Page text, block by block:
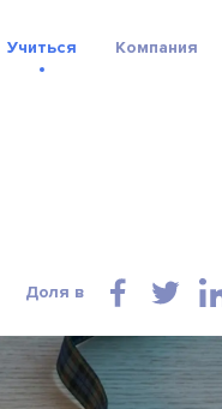
Учиться Компания
Доля в